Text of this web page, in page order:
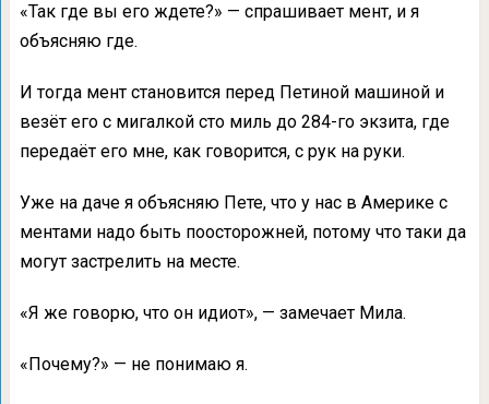
«Так где вы его ждете?» — спрашивает мент, и я
объясняю где.
И тогда мент становится перед Петиной машиной и
везёт его с мигалкой сто миль до 284-го экзита, где
передаёт его мне, как говорится, с рук на руки.
Уже на даче я объясняю Пете, что у нас в Америке с
ментами надо быть поосторожней, потому что таки да
могут застрелить на месте.
«Я же говорю, что он идиот», — замечает Мила.
«Почему?» — не понимаю я.